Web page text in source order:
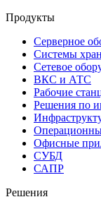
Продукты
Серверное
Системы
Сетевое
ВКС и АТС
Рабочие
Решения по
Офисные
СУБД
САПР
Решения